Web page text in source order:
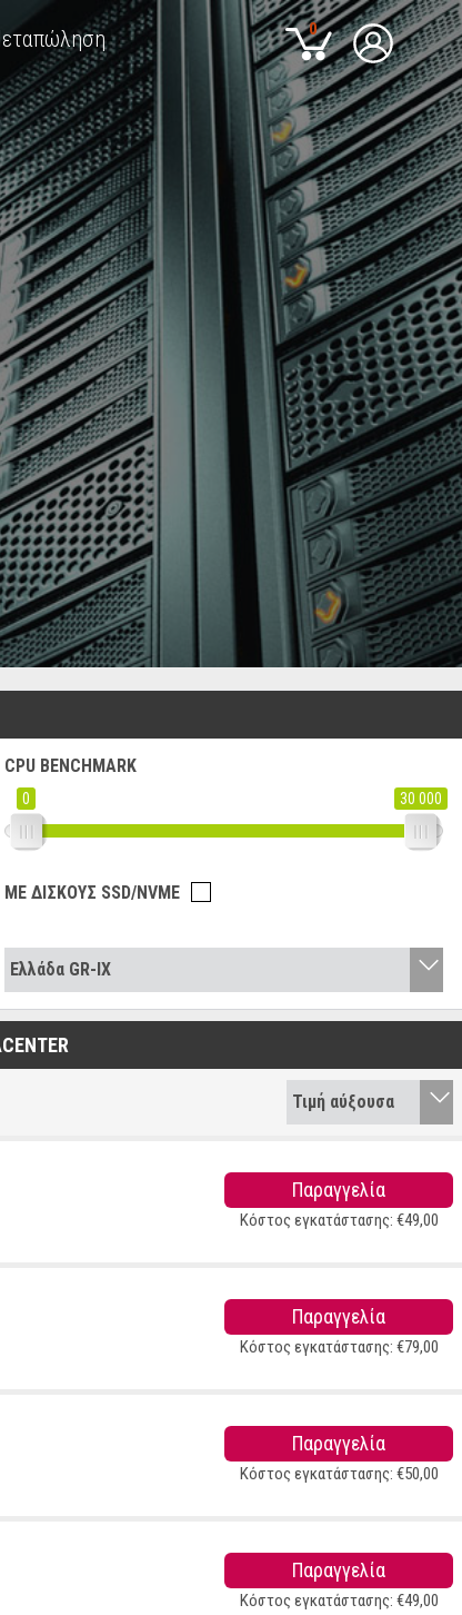
CPU BENCHMARK
0 30 000
ΜΕ ΔΊΣΚΟΥΣ SSD/NVME
Όλες οι χώρες
Ελλάδα GR-IX
Καναδάς
Τιμή αύξουσα
Παραγγελία
Κόστος εγκατάστασης: €49,00
Παραγγελία
Κόστος εγκατάστασης: €79,00
Παραγγελία
Κόστος εγκατάστασης: €50,00
Παραγγελία
Κόστος εγκατάστασης: €49,00
0